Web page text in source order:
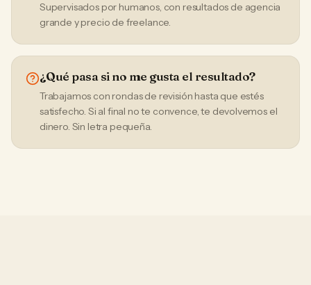
Supervisados por humanos, con resultados de agencia
grande y precio de freelance.
¿Qué pasa si no me gusta el resultado?
Trabajamos con rondas de revisión hasta que estés
satisfecho. Si al final no te convence, te devolvemos el
dinero. Sin letra pequeña.